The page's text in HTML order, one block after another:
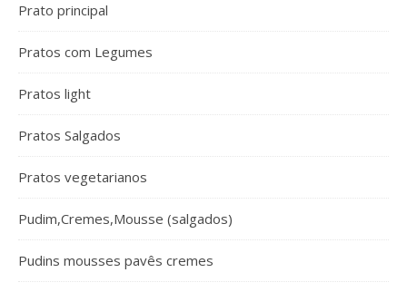
Prato principal
Pratos com Legumes
Pratos light
Pratos Salgados
Pratos vegetarianos
Pudim,Cremes,Mousse (salgados)
Pudins mousses pavês cremes